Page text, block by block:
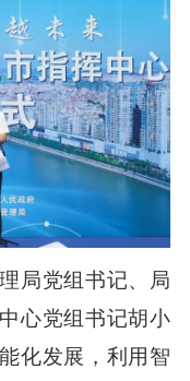
局党组书记、局
心党组书记胡小
化发展，利用智